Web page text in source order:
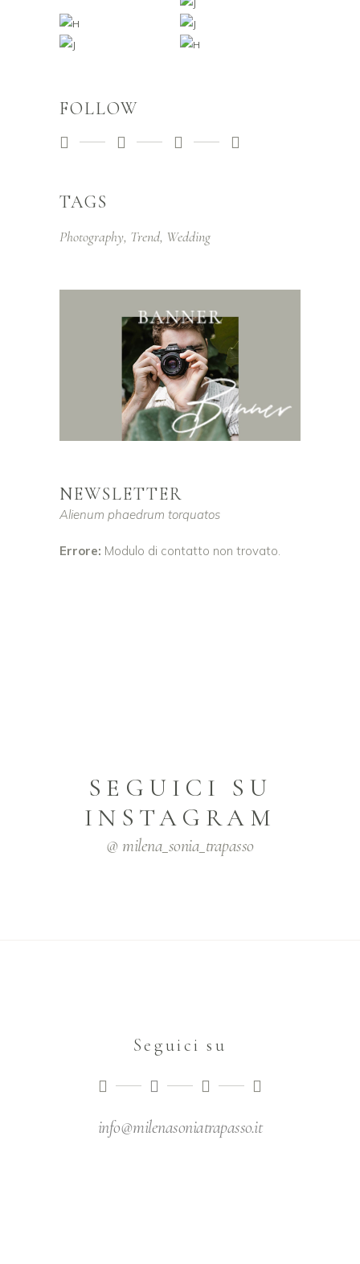
FOLLOW
TAGS
Photography Trend Wedding
NEWSLETTER
Alienum phaedrum torquatos
Errore: Modulo di contatto non trovato.
SEGUICI SU
INSTAGRAM
@ milena_sonia_trapasso
Seguici su
info@milenasoniatrapasso.it